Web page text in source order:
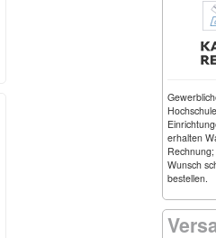
erhalten
Wunsch
bestellen.